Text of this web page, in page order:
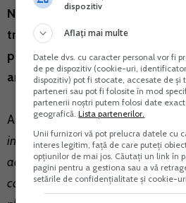
Nota obligatiilor de plata
trimestru? I-ar ajuta mult pe
primit (si poate nu vor primi)
anticipate.
Agentia Nationala de
intermediul Spatiului Privat Virtual
accesa doua documente: ”Situatia
care cuprinde TOATE OBLIGATIILE
dispozitiv
Aflați mai multe
Datele dvs. cu caracter personal vor fi
de pe dispozitiv (cookie-uri,
dispozitiv) pot fi stocate, accesate de și
parteneri sau pot fi folosite în mod
partenerii noștri putem folosi date
geografică.Lista partenerilor.
Unii furnizori vă pot prelucra datele cu
interes legitim, față de care puteți
opțiunilor de mai jos. Căutați un link în
pagini pentru a gestiona sau a vă
setările de confidențialitate și cookie-uri.